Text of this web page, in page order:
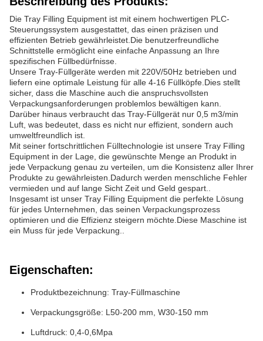
Die Tray Filling Equipment ist mit einem hochwertigen PLC-
Steuerungssystem ausgestattet, das einen präzisen und
effizienten Betrieb gewährleistet.Die benutzerfreundliche
Schnittstelle ermöglicht eine einfache Anpassung an Ihre
spezifischen Füllbedürfnisse.
Unsere Tray-Füllgeräte werden mit 220V/50Hz betrieben und
liefern eine optimale Leistung für alle 4-16 Füllköpfe.Dies stellt
sicher, dass die Maschine auch die anspruchsvollsten
Verpackungsanforderungen problemlos bewältigen kann.
Darüber hinaus verbraucht das Tray-Füllgerät nur 0,5 m3/min
Luft, was bedeutet, dass es nicht nur effizient, sondern auch
umweltfreundlich ist.
Mit seiner fortschrittlichen Fülltechnologie ist unsere Tray Filling
Equipment in der Lage, die gewünschte Menge an Produkt in
jede Verpackung genau zu verteilen, um die Konsistenz aller Ihrer
Produkte zu gewährleisten.Dadurch werden menschliche Fehler
vermieden und auf lange Sicht Zeit und Geld gespart..
Insgesamt ist unser Tray Filling Equipment die perfekte Lösung
für jedes Unternehmen, das seinen Verpackungsprozess
optimieren und die Effizienz steigern möchte.Diese Maschine ist
ein Muss für jede Verpackung..
Eigenschaften:
Produktbezeichnung: Tray-Füllmaschine
Verpackungsgröße: L50-200 mm, W30-150 mm
Luftdruck: 0,4-0,6Mpa